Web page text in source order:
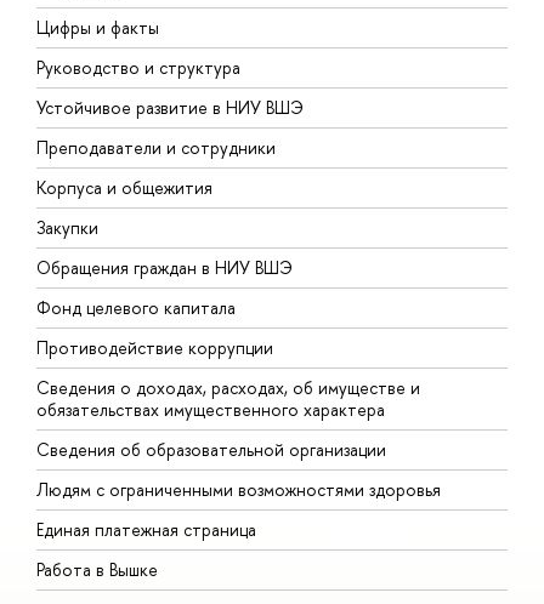
Цифры и факты
Руководство и структура
Устойчивое развитие в НИУ ВШЭ
Преподаватели и сотрудники
Корпуса и общежития
Закупки
Обращения граждан в НИУ ВШЭ
Фонд целевого капитала
Противодействие коррупции
Сведения о доходах, расходах, об имуществе и
обязательствах имущественного характера
Сведения об образовательной организации
Людям с ограниченными возможностями здоровья
Единая платежная страница
Работа в Вышке